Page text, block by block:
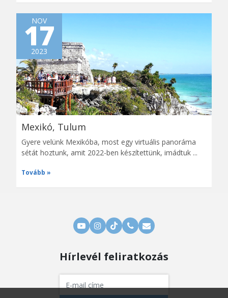
NOV
17
2023
Mexikó, Tulum
Gyere velünk Mexikóba, most egy virtuális panoráma
sétát hoztunk, amit 2022-ben készítettünk, imádtuk ...
Tovább
Hírlevél feliratkozás